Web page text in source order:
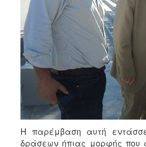
Η παρέμβαση αυτή
δράσεων ήπιας μορφής που